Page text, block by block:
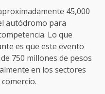
45,000
autódromo para
Lo que
es que este evento
750 millones de pesos
en los sectores